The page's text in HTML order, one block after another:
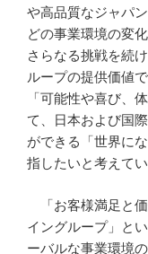
や高品質なジャパ
どの事業環境の変
さらなる挑戦を続
ループの提供価値
「可能性や喜び、
て、日本および国
ができる「世界に
指したいと考えてい
「お客様満足と
イングループ」と
ーバルな事業環境